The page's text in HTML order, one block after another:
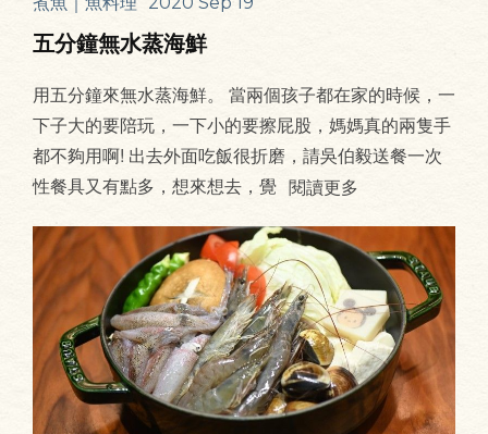
五分鐘無水蒸海鮮
用五分鐘來無水蒸海鮮。 當兩個孩子都在家的時候，一
下子大的要陪玩，一下小的要擦屁股，媽媽真的兩隻手
都不夠用啊! 出去外面吃飯很折磨，請吳伯毅送餐一次
性餐具又有點多，想來想去，覺 閱讀更多